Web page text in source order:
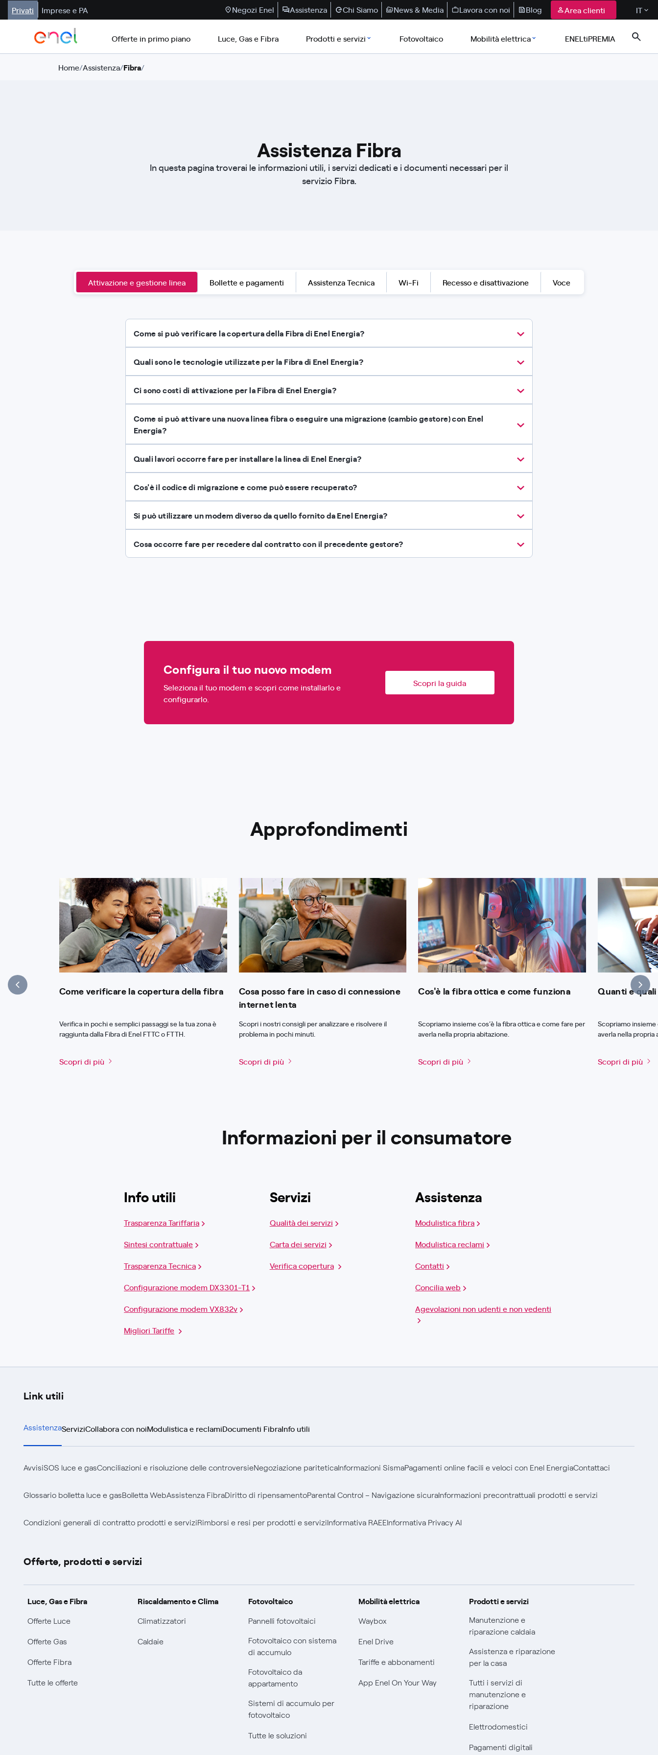
Privati Imprese e PA Negozi Enel Assistenza Chi Siamo News & Media Lavora con noi Blog Area clienti IT
Offerte in primo piano Luce, Gas e Fibra Prodotti e servizi Fotovoltaico Mobilità elettrica ENELtiPREMIA
Home/Assistenza/Fibra/
Assistenza Fibra
In questa pagina troverai le informazioni utili, i servizi dedicati e i documenti necessari per il
servizio Fibra.
Attivazione e gestione linea Bollette e pagamenti Assistenza Tecnica Wi-Fi Recesso e disattivazione Voce
Come si può verificare la copertura della Fibra di Enel Energia?
Quali sono le tecnologie utilizzate per la Fibra di Enel Energia?
Ci sono costi di attivazione per la Fibra di Enel Energia?
Come si può attivare una nuova linea fibra o eseguire una migrazione (cambio gestore) con Enel
Energia?
Quali lavori occorre fare per installare la linea di Enel Energia?
Cos'è il codice di migrazione e come può essere recuperato?
Si può utilizzare un modem diverso da quello fornito da Enel Energia?
Cosa occorre fare per recedere dal contratto con il precedente gestore?
Configura il tuo nuovo modem
Seleziona il tuo modem e scopri come installarlo e
configurarlo.
Scopri la guida
Approfondimenti
Come verificare la copertura della fibra
Verifica in pochi e semplici passaggi se la tua zona è
raggiunta dalla Fibra di Enel FTTC o FTTH.
Scopri di più
Cosa posso fare in caso di connessione
internet lenta
Scopri i nostri consigli per analizzare e risolvere il
problema in pochi minuti.
Scopri di più
Cos'è la fibra ottica e come funziona
Scopriamo insieme cos’è la fibra ottica e come fare per
averla nella propria abitazione.
Scopri di più
Quanti e
Scopriamo
averla nella propria
Scopri di più
Informazioni per il consumatore
Info utili
Trasparenza Tariffaria
Sintesi contrattuale
Trasparenza Tecnica
Configurazione modem DX3301-T1
Configurazione modem VX832v
Migliori Tariffe
Servizi
Qualità dei servizi
Carta dei servizi
Verifica copertura
Assistenza
Modulistica fibra
Modulistica reclami
Contatti
Concilia web
Agevolazioni non udenti e non vedenti
Link utili
AssistenzaServiziCollabora con noiModulistica e reclamiDocumenti FibraInfo utili
AvvisiSOS luce e gasConciliazioni e risoluzione delle controversieNegoziazione pariteticaInformazioni SismaPagamenti online facili e veloci con Enel EnergiaContattaci
Glossario bolletta luce e gasBolletta WebAssistenza FibraDiritto di ripensamentoParental Control – Navigazione sicuraInformazioni precontrattuali prodotti e servizi
Condizioni generali di contratto prodotti e serviziRimborsi e resi per prodotti e serviziInformativa RAEEInformativa Privacy AI
Offerte, prodotti e servizi
Luce, Gas e Fibra
Offerte Luce
Offerte Gas
Offerte Fibra
Tutte le offerte
Riscaldamento e Clima
Climatizzatori
Caldaie
Fotovoltaico
Pannelli fotovoltaici
Fotovoltaico con sistema
di accumulo
Fotovoltaico da
appartamento
Sistemi di accumulo per
fotovoltaico
Tutte le soluzioni
Mobilità elettrica
Waybox
Enel Drive
Tariffe e abbonamenti
App Enel On Your Way
Prodotti e servizi
Manutenzione e
riparazione caldaia
Assistenza e riparazione
per la casa
Tutti i servizi di
manutenzione e
riparazione
Elettrodomestici
Pagamenti digitali